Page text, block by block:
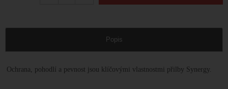
Popis
Ochrana, pohodlí a pevnost jsou klíčovými vlastnostmi přilby Synergy.